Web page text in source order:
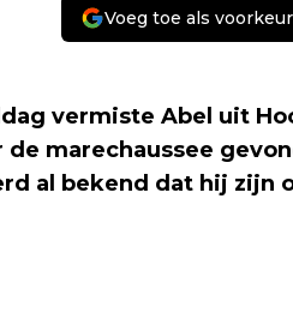
Voeg toe als
vermiste Abel uit
marechaussee
al bekend dat hij zijn